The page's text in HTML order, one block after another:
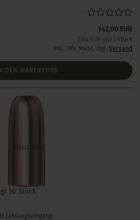
142,00 EUR
2,84 EUR pro 1 Stück
inkl. 19% MwSt. zzgl. Versand
DEN WARENKORB
50 Stück
Zahlungseingang